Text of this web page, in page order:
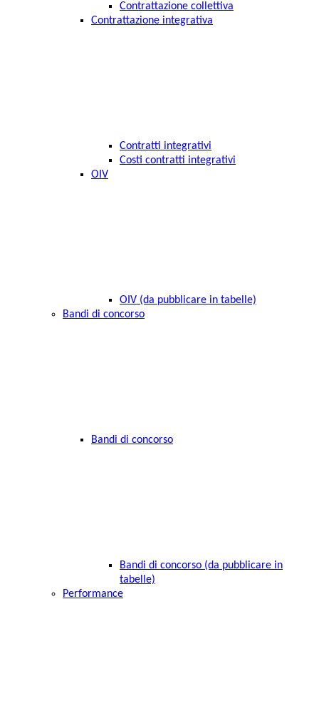
Contrattazione collettiva
Contrattazione integrativa
Contratti integrativi
Costi contratti integrativi
OIV
OIV (da pubblicare in tabelle)
Bandi di concorso
Bandi di concorso
Bandi di concorso (da pubblicare in
tabelle)
Performance